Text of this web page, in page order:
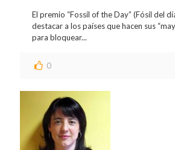
El premio “Fossil of the Day” (Fósil del
destacar a los países que hacen sus
para bloquear...
0